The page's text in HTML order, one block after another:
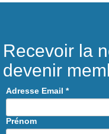
Recevoir la
devenir
Adresse Email *
Prénom